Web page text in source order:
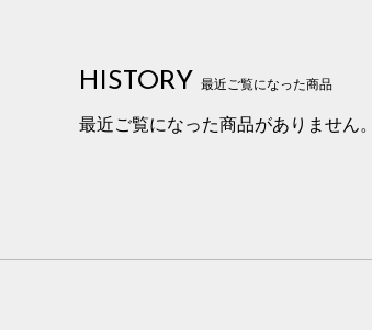
HISTORY 最近ご覧になった商品
最近ご覧になった商品がありません。